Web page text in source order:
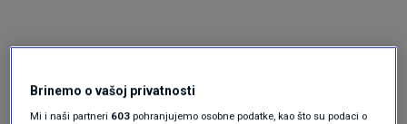
Brinemo o vašoj privatnosti
Mi i naši partneri 603 pohranjujemo osobne podatke, kao što su podaci o